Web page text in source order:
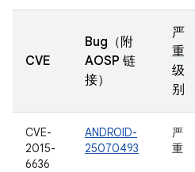
CVE
Bug（附
AOSP 链
接）
严
重
级
别
CVE-
2015-
6636
ANDROID-
25070493
严
重